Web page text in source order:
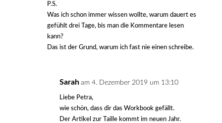
P.S.
Was ich schon immer wissen wollte, warum dauert es
gefühlt drei Tage, bis man die Kommentare lesen
kann?
Das ist der Grund, warum ich fast nie einen schreibe.
Sarah am 4. Dezember 2019 um 13:10
Liebe Petra,
wie schön, dass dir das Workbook gefällt.
Der Artikel zur Taille kommt im neuen Jahr.